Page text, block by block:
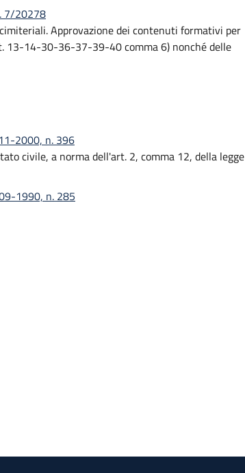
7/20278
Approvazione dei contenuti formativi per
13-14-30-36-37-39-40 comma 6) nonché delle
2000, n. 396
civile, a norma dell'art. 2, comma 12, della legge
1990, n. 285